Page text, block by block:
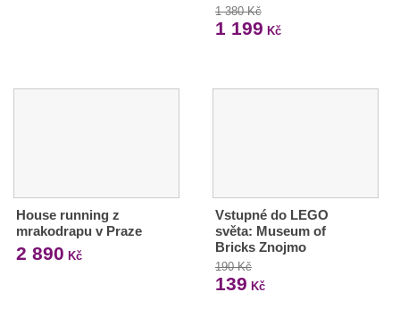
1 380 Kč
1 199 Kč
House running z
mrakodrapu v Praze
2 890 Kč
Vstupné do LEGO
světa: Museum of
Bricks Znojmo
190 Kč
139 Kč